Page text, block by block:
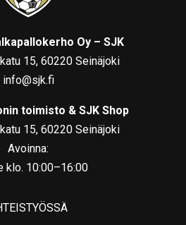
Oy – SJK
15, 60220 Seinäjoki
info@sjk.fi
toimisto & SJK Shop
15, 60220 Seinäjoki
Avoinna:
klo. 10:00–16:00